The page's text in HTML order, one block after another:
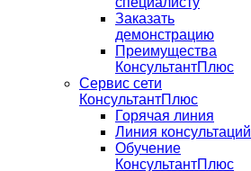
Заказать
демонстрацию
Преимущества
КонсультантПлюс
Сервис сети
КонсультантПлюс
Горячая линия
Линия консультаций
Обучение
КонсультантПлюс